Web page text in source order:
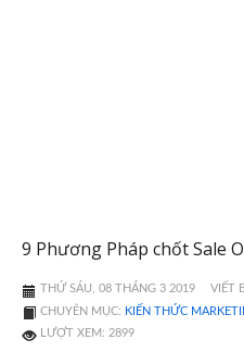
9 Phương Pháp chốt Sale
THỨ SÁU, 08 THÁNG 3 2019
VIẾT
CHUYÊN MỤC: KIẾN THỨC
LƯỢT XEM: 2899